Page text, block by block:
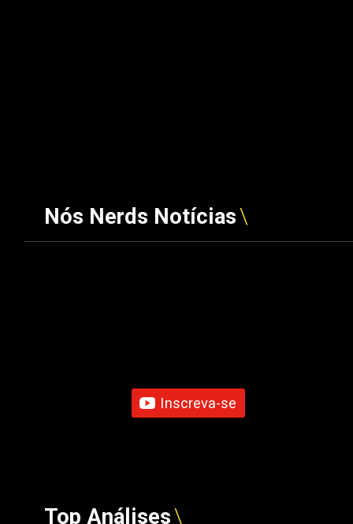
Nós Nerds Notícias
Inscreva-se
Top Análises